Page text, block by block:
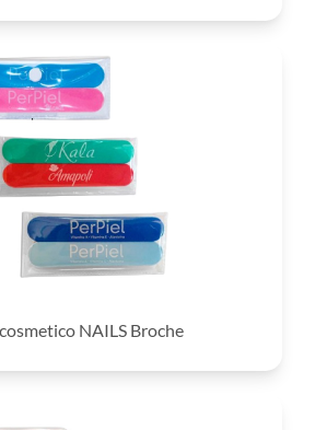
NAILS Broche